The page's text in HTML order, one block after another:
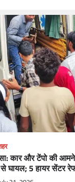
कार और टेंपो की
घायल; 5 हायर सेंटर